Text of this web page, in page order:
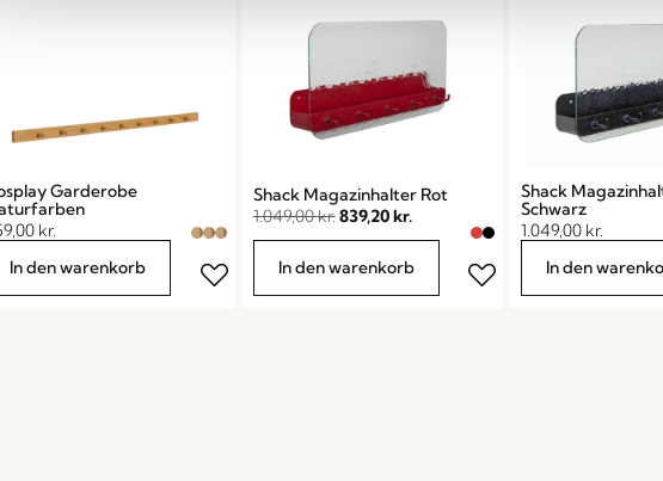
Garderobe
kr.
In den warenkorb
Shack Magazinhalter Rot
1.049,00kr.839,20kr.
In den warenkorb
Shack
Schwarz
1.049,00 kr.
In den